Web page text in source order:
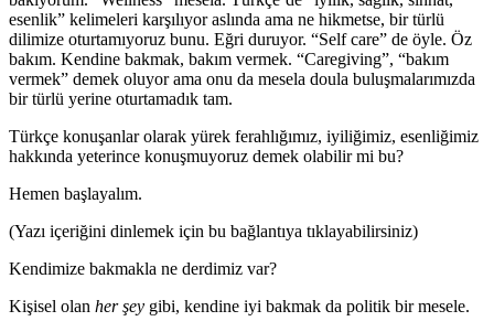
esenlik” kelimeleri karşılıyor aslında ama ne hikmetse, bir türlü
dilimize oturtamıyoruz bunu. Eğri duruyor. “Self care” de öyle. Öz
bakım. Kendine bakmak, bakım vermek. “Caregiving”, “bakım
vermek” demek oluyor ama onu da mesela doula buluşmalarımızda
bir türlü yerine oturtamadık tam.
Türkçe konuşanlar olarak yürek ferahlığımız, iyiliğimiz, esenliğimiz
hakkında yeterince konuşmuyoruz demek olabilir mi bu?
Hemen başlayalım.
(Yazı içeriğini dinlemek için bu bağlantıya tıklayabilirsiniz)
Kendimize bakmakla ne derdimiz var?
Kişisel olan her şey gibi, kendine iyi bakmak da politik bir mesele.